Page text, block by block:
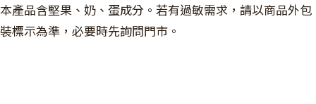
本產品含堅果、奶、蛋成分。若有過敏需求，請以商品外包
裝標示為準，必要時先詢問門市。